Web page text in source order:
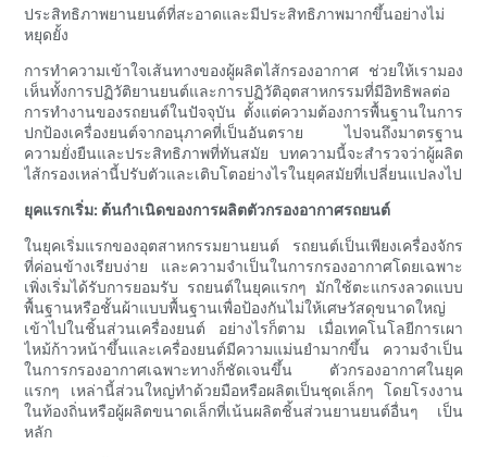
ประสิทธิภาพยานยนต์ที่สะอาดและมีประสิทธิภาพมากขึ้นอย่างไม่
หยุดยั้ง
การทำความเข้าใจเส้นทางของผู้ผลิตไส้กรองอากาศ ช่วยให้เรามอง
เห็นทั้งการปฏิวัติยานยนต์และการปฏิวัติอุตสาหกรรมที่มีอิทธิพลต่อ
การทำงานของรถยนต์ในปัจจุบัน ตั้งแต่ความต้องการพื้นฐานในการ
ปกป้องเครื่องยนต์จากอนุภาคที่เป็นอันตราย ไปจนถึงมาตรฐาน
ความยั่งยืนและประสิทธิภาพที่ทันสมัย ​​บทความนี้จะสำรวจว่าผู้ผลิต
ไส้กรองเหล่านี้ปรับตัวและเติบโตอย่างไรในยุคสมัยที่เปลี่ยนแปลงไป
ยุคแรกเริ่ม: ต้นกำเนิดของการผลิตตัวกรองอากาศรถยนต์
ในยุคเริ่มแรกของอุตสาหกรรมยานยนต์ รถยนต์เป็นเพียงเครื่องจักร
ที่ค่อนข้างเรียบง่าย และความจำเป็นในการกรองอากาศโดยเฉพาะ
เพิ่งเริ่มได้รับการยอมรับ รถยนต์ในยุคแรกๆ มักใช้ตะแกรงลวดแบบ
พื้นฐานหรือชั้นผ้าแบบพื้นฐานเพื่อป้องกันไม่ให้เศษวัสดุขนาดใหญ่
เข้าไปในชิ้นส่วนเครื่องยนต์ อย่างไรก็ตาม เมื่อเทคโนโลยีการเผา
ไหม้ก้าวหน้าขึ้นและเครื่องยนต์มีความแม่นยำมากขึ้น ความจำเป็น
ในการกรองอากาศเฉพาะทางก็ชัดเจนขึ้น ตัวกรองอากาศในยุค
แรกๆ เหล่านี้ส่วนใหญ่ทำด้วยมือหรือผลิตเป็นชุดเล็กๆ โดยโรงงาน
ในท้องถิ่นหรือผู้ผลิตขนาดเล็กที่เน้นผลิตชิ้นส่วนยานยนต์อื่นๆ เป็น
หลัก